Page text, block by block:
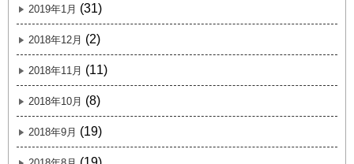
2019年1月 (31)
2018年12月 (2)
2018年11月 (11)
2018年10月 (8)
2018年9月 (19)